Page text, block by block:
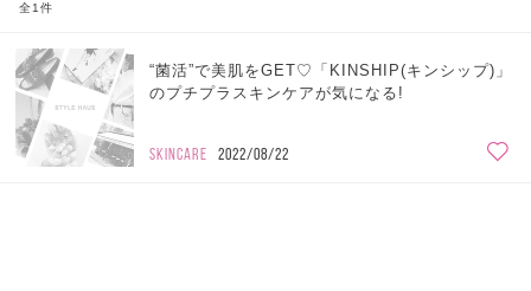
全1件
“菌活”で美肌をGET♡「KINSHIP(キンシップ)」
のプチプラスキンケアが気になる!
SKINCARE 2022/08/22